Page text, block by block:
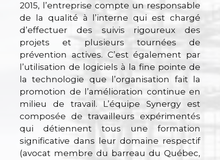
2015, l’entreprise compte un responsable
de la qualité à l’interne qui est chargé
d’effectuer des suivis rigoureux des
projets et plusieurs tournées de
prévention actives. C’est également par
l’utilisation de logiciels à la fine pointe de
la technologie que l’organisation fait la
promotion de l’amélioration continue en
milieu de travail. L’équipe Synergy est
composée de travailleurs expérimentés
qui détiennent tous une formation
significative dans leur domaine respectif
(avocat membre du barreau du Québec,